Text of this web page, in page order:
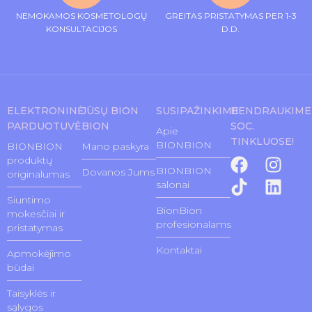
NEMOKAMOS KOSMETOLOGŲ
KONSULTACIJOS
GREITAS PRISTATYMAS PER 1-3
D.D.
ELEKTRONINĖ
PARDUOTUVĖ
BIONBION
produktų
originalumas
Siuntimo
mokesčiai ir
pristatymas
Apmokėjimo
būdai
Taisyklės ir
sąlygos
JŪSŲ BION
BION
Mano paskyra
Dovanos Jums
SUSIPAŽINKIME
Apie
BIONBION
BIONBION
salonai
BionBion
profesionalams
Kontaktai
BENDRAUKIME
SOC.
TINKLUOSE!